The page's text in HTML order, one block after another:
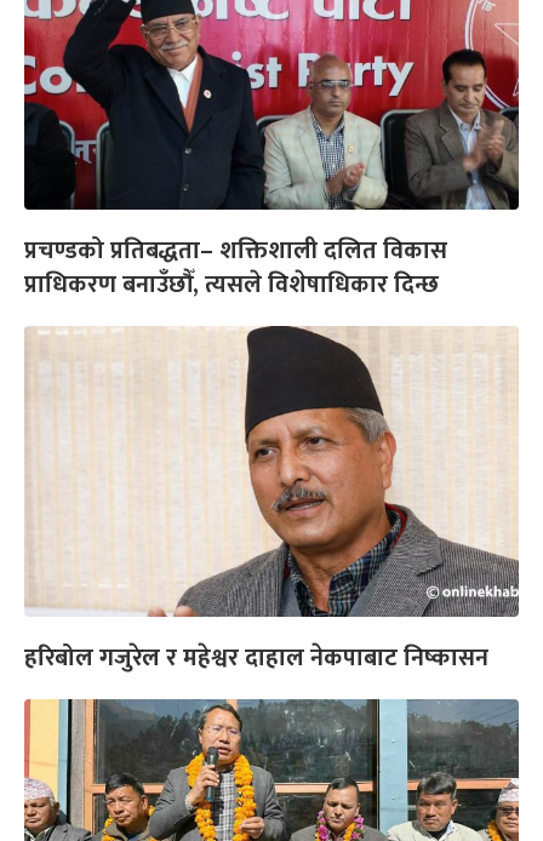
प्रचण्डको प्रतिबद्धता– शक्तिशाली दलित विकास
प्राधिकरण बनाउँछौँ, त्यसले विशेषाधिकार दिन्छ
हरिबोल गजुरेल र महेश्वर दाहाल नेकपाबाट निष्कासन